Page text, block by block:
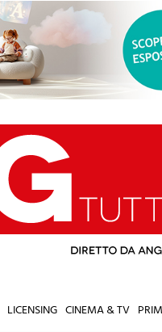
LICENSING CINEMA & TV